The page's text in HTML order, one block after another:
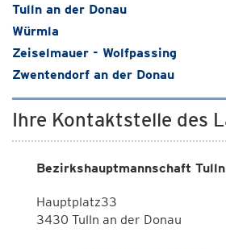
Tulln an der Donau
Würmla
Zeiselmauer - Wolfpassing
Zwentendorf an der Donau
Ihre Kontaktstelle des
Bezirkshauptmannschaft Tulln
Hauptplatz33
3430 Tulln an der Donau